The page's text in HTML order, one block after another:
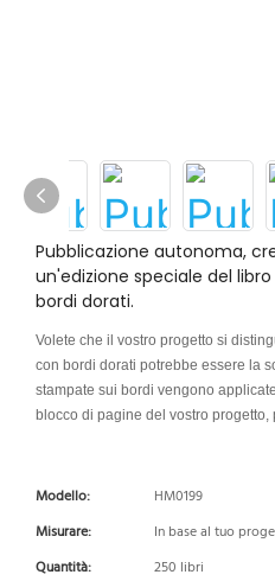
Pubblicazione autonoma,
un'edizione speciale del
bordi dorati.
Volete che il vostro progetto si
con bordi dorati potrebbe essere la
stampate sui bordi vengono
blocco di pagine del vostro
Modello:
HM0199
Misurare:
In base al tuo
Quantità:
250 libri